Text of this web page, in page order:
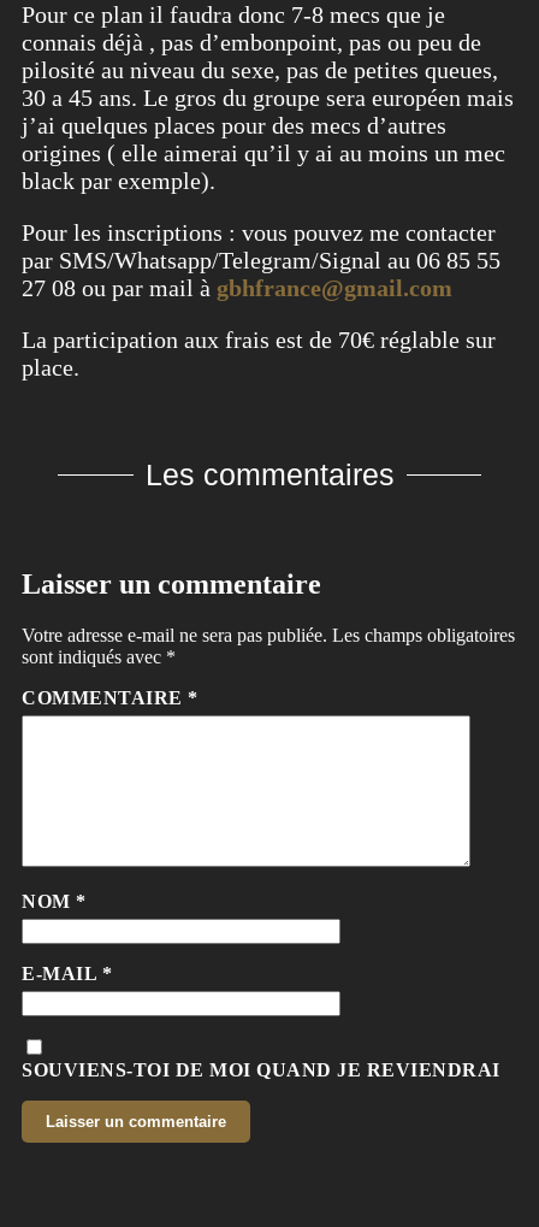
Pour ce plan il faudra donc 7-8 mecs que je
connais déjà , pas d’embonpoint, pas ou peu de
pilosité au niveau du sexe, pas de petites queues,
30 a 45 ans. Le gros du groupe sera européen mais
j’ai quelques places pour des mecs d’autres
origines ( elle aimerai qu’il y ai au moins un mec
black par exemple).
Pour les inscriptions : vous pouvez me contacter
par SMS/Whatsapp/Telegram/Signal au 06 85 55
27 08 ou par mail à gbhfrance@gmail.com
La participation aux frais est de 70€ réglable sur
place.
Les commentaires
Laisser un commentaire
Votre adresse e-mail ne sera pas publiée. Les champs obligatoires
sont indiqués avec *
COMMENTAIRE *
NOM *
E-MAIL *
SOUVIENS-TOI DE MOI QUAND JE REVIENDRAI